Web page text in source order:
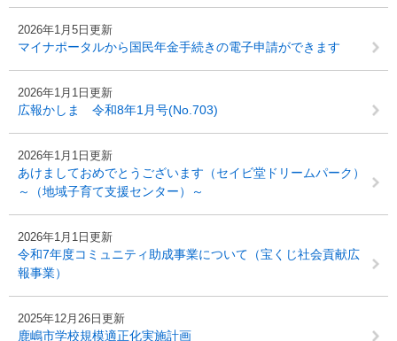
2026年1月5日更新
マイナポータルから国民年金手続きの電子申請ができます
2026年1月1日更新
広報かしま 令和8年1月号(No.703)
2026年1月1日更新
あけましておめでとうございます（セイビ堂ドリームパーク）
～（地域子育て支援センター）～
2026年1月1日更新
令和7年度コミュニティ助成事業について（宝くじ社会貢献広
報事業）
2025年12月26日更新
鹿嶋市学校規模適正化実施計画